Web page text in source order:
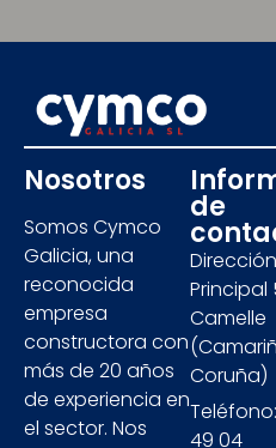
Nosotros
Somos Cymco
Galicia, una
reconocida
empresa
constructora con
más de 20 años
de experiencia en
el sector. Nos
de
Principal
Camelle
Coruña)
49 04